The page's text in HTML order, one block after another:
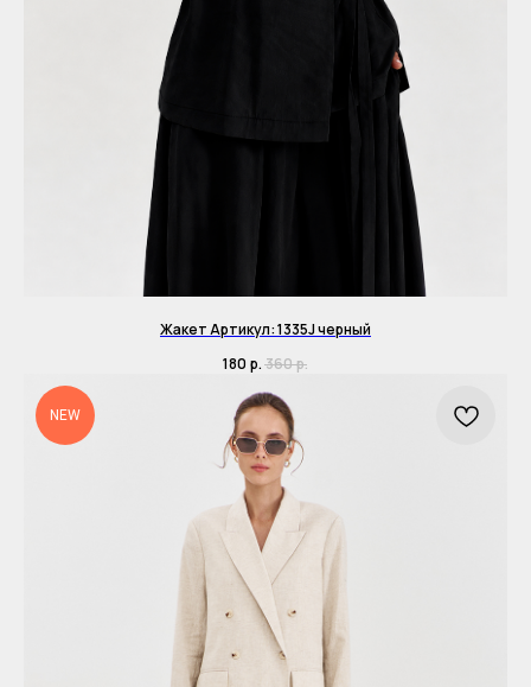
Жакет Артикул: 1335J черный
180 р. 360р.
NEW